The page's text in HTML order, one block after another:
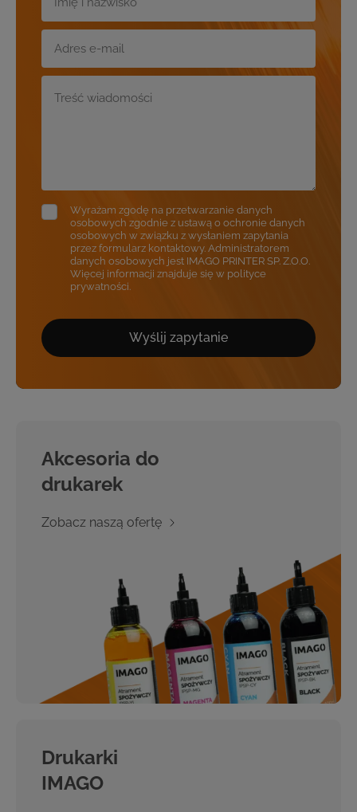
Wyrażam zgodę na przetwarzanie danych
osobowych zgodnie z ustawą o ochronie danych
osobowych w związku z wysłaniem zapytania
przez formularz kontaktowy. Administratorem
danych osobowych jest IMAGO PRINTER SP. Z.O.O.
Więcej informacji znajduje się w polityce
prywatności.
Wyślij zapytanie
Akcesoria do
drukarek
Zobacz naszą ofertę
Drukarki
IMAGO